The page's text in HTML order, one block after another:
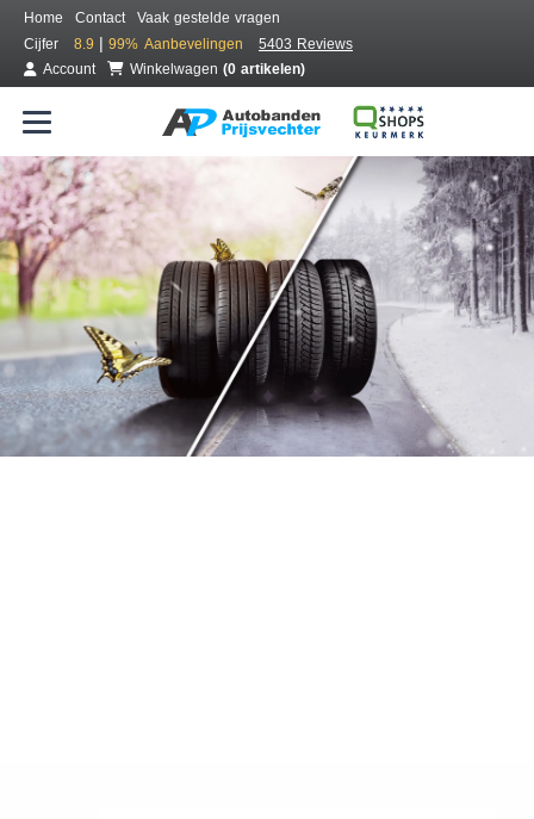
Home Contact
Vaak gestelde vragen
Cijfer
8.9 | 99% Aanbevelingen
5403 Reviews
Account
Winkelwagen (0 artikelen)
Bestel voordelig all season banden
Gratis bezorgd of montage bij jou in de buurt
Seizoen:
Merken: